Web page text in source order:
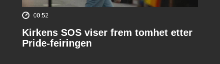
00:52
Kirkens SOS viser frem tomhet etter
Pride-feiringen